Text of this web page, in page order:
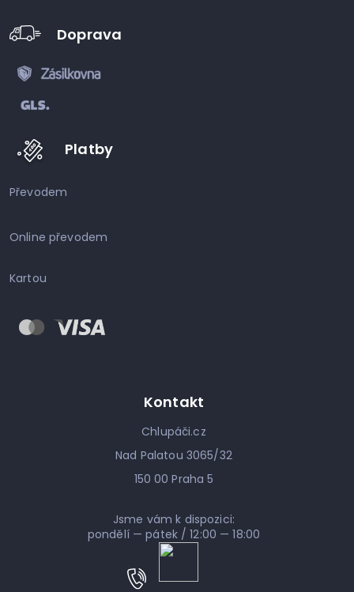
Doprava
Platby
Převodem
Online převodem
Kartou
Kontakt
Chlupáči.cz
Nad Palatou 3065/32
150 00 Praha 5
Jsme vám k dispozici:
pondělí — pátek / 12:00 — 18:00